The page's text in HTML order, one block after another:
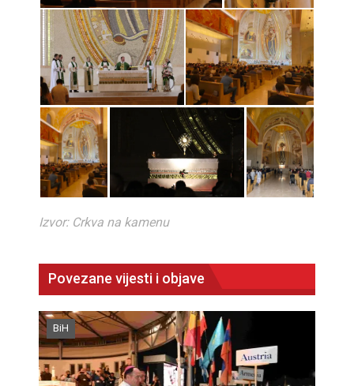
Izvor: Crkva na kamenu
Povezane vijesti i objave
BiH